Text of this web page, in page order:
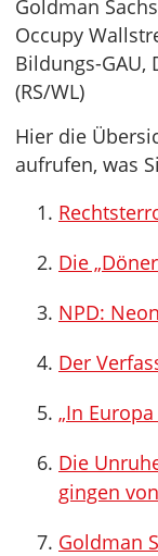
Goldman
Occupy
Bildungs-GAU,
(RS/WL)
Hier die
aufrufen, was
Die
NPD:
Der
„In
Die
gingen
Goldman